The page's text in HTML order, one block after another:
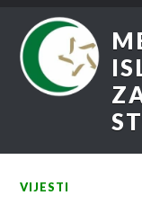
VIJESTI